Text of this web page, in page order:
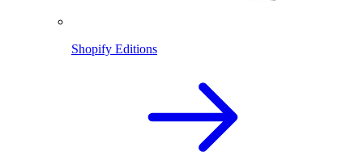
Shopify Editions